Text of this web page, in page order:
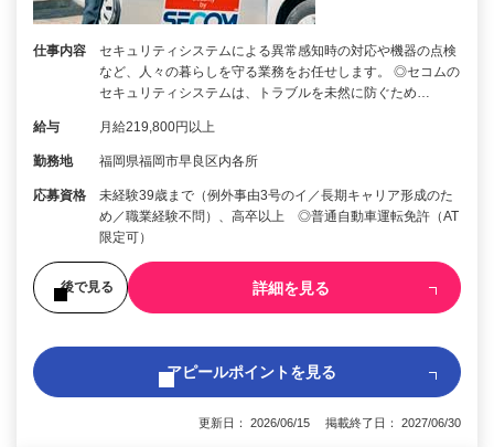
仕事内容
セキュリティシステムによる異常感知時の対応や機器の点検
など、人々の暮らしを守る業務をお任せします。 ◎セコムの
セキュリティシステムは、トラブルを未然に防ぐため…
給与 月給219,800円以上
勤務地 福岡県福岡市早良区内各所
応募資格
未経験39歳まで（例外事由3号のイ／長期キャリア形成のた
め／職業経験不問）、高卒以上 ◎普通自動車運転免許（AT
限定可）
後で見る 詳細を見る
アピールポイントを見る
更新日： 2026/06/15 掲載終了日： 2027/06/30